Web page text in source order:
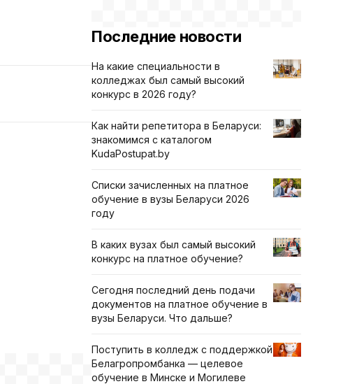
Последние новости
На какие специальности в
колледжах был самый высокий
конкурс в 2026 году?
Как найти репетитора в Беларуси:
знакомимся с каталогом
KudaPostupat.by
Списки зачисленных на платное
обучение в вузы Беларуси 2026
году
В каких вузах был самый высокий
конкурс на платное обучение?
Сегодня последний день подачи
документов на платное обучение в
вузы Беларуси. Что дальше?
Поступить в колледж с поддержкой
Белагропромбанка — целевое
обучение в Минске и Могилеве